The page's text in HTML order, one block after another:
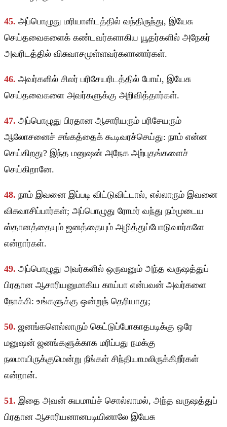
45. அப்பொழுது மரியாளிடத்தில் வந்திருந்து, இயேசு
செய்தவைகளைக் கண்டவர்களாகிய யூதர்களில் அநேகர்
அவரிடத்தில் விசுவாசமுள்ளவர்களானார்கள்.
46. அவர்களில் சிலர் பரிசேயரிடத்தில் போய், இயேசு
செய்தவைகளை அவர்களுக்கு அறிவித்தார்கள்.
47. அப்பொழுது பிரதான ஆசாரியரும் பரிசேயரும்
ஆலோசனைச் சங்கத்தைக் கூடிவரச்செய்து: நாம் என்ன
செய்கிறது? இந்த மனுஷன் அநேக அற்புதங்களைச்
செய்கிறானே.
48. நாம் இவனை இப்படி விட்டுவிட்டால், எல்லாரும் இவனை
விசுவாசிப்பார்கள்; அப்பொழுது ரோமர் வந்து நம்முடைய
ஸ்தானத்தையும் ஜனத்தையும் அழித்துப்போடுவார்களே
என்றார்கள்.
49. அப்பொழுது அவர்களில் ஒருவனும் அந்த வருஷத்துப்
பிரதான ஆசாரியனுமாகிய காய்பா என்பவன் அவர்களை
நோக்கி: உங்களுக்கு ஒன்றுந் தெரியாது;
50. ஜனங்களெல்லாரும் கெட்டுப்போகாதபடிக்கு ஒரே
மனுஷன் ஜனங்களுக்காக மரிப்பது நமக்கு
நலமாயிருக்குமென்று நீங்கள் சிந்தியாமலிருக்கிறீர்கள்
என்றான்.
51. இதை அவன் சுயமாய்ச் சொல்லாமல், அந்த வருஷத்துப்
பிரதான ஆசாரியனானபடியினாலே இயேசு